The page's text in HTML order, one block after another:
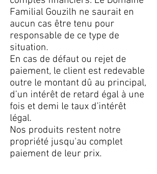
Familial Gouzilh ne saurait en
aucun cas être tenu pour
responsable de ce type de
situation.
En cas de défaut ou rejet de
paiement, le client est redevable
outre le montant dû au principal,
d’un intérêt de retard égal à une
fois et demi le taux d’intérêt
légal.
Nos produits restent notre
propriété jusqu'au complet
paiement de leur prix.